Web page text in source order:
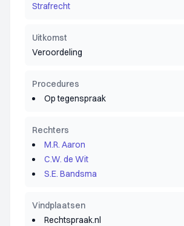
Strafrecht
Uitkomst
Veroordeling
Procedures
Op tegenspraak
Rechters
M.R. Aaron
C.W. de Wit
S.E. Bandsma
Vindplaatsen
Rechtspraak.nl